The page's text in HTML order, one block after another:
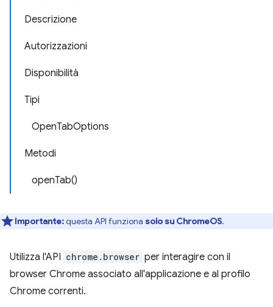
Descrizione
Autorizzazioni
Disponibilità
Tipi
OpenTabOptions
Metodi
openTab()
Importante:questa API funziona solo su ChromeOS.
Utilizza l'API chrome.browser per interagire con il
browser Chrome associato all'applicazione e al profilo
Chrome correnti.